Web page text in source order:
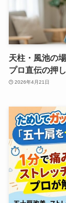
天柱・風池の
プロ直伝の押
2026年4月21日